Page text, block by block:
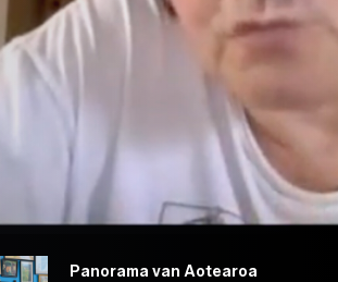
Panorama van Aotearoa